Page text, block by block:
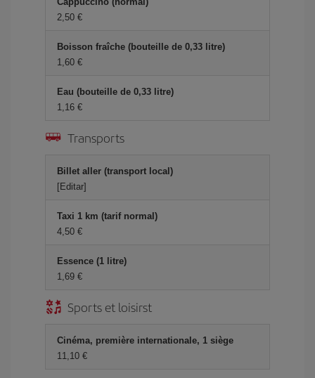
2,50 €
Boisson fraîche (bouteille de 0,33 litre)
1,60 €
Eau (bouteille de 0,33 litre)
1,16 €
Transports
Billet aller (transport local)
[Editar]
Taxi 1 km (tarif normal)
4,50 €
Essence (1 litre)
1,69 €
Sports et loisirst
Cinéma, première internationale, 1 siège
11,10 €